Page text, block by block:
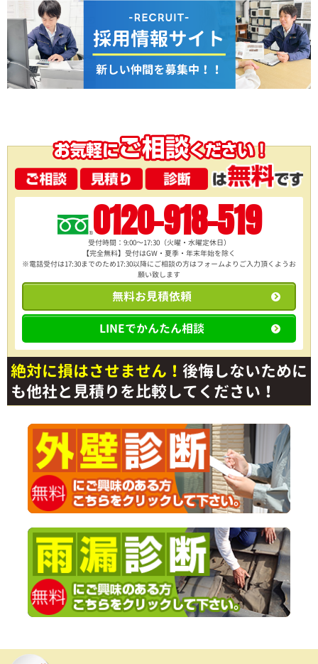
0120-918-519
受付時間：9:00～17:30（火曜・水曜定休日）
【完全無料】受付はGW・夏季・年末年始を除く
※電話受付は17:30までのため17:30以降にご相談の方はフォームよりご入力頂くようお
願い致します
無料お見積依頼
LINEでかんたん相談
絶対に損はさせません！ 後悔しないために
も他社と見積りを比較してください！